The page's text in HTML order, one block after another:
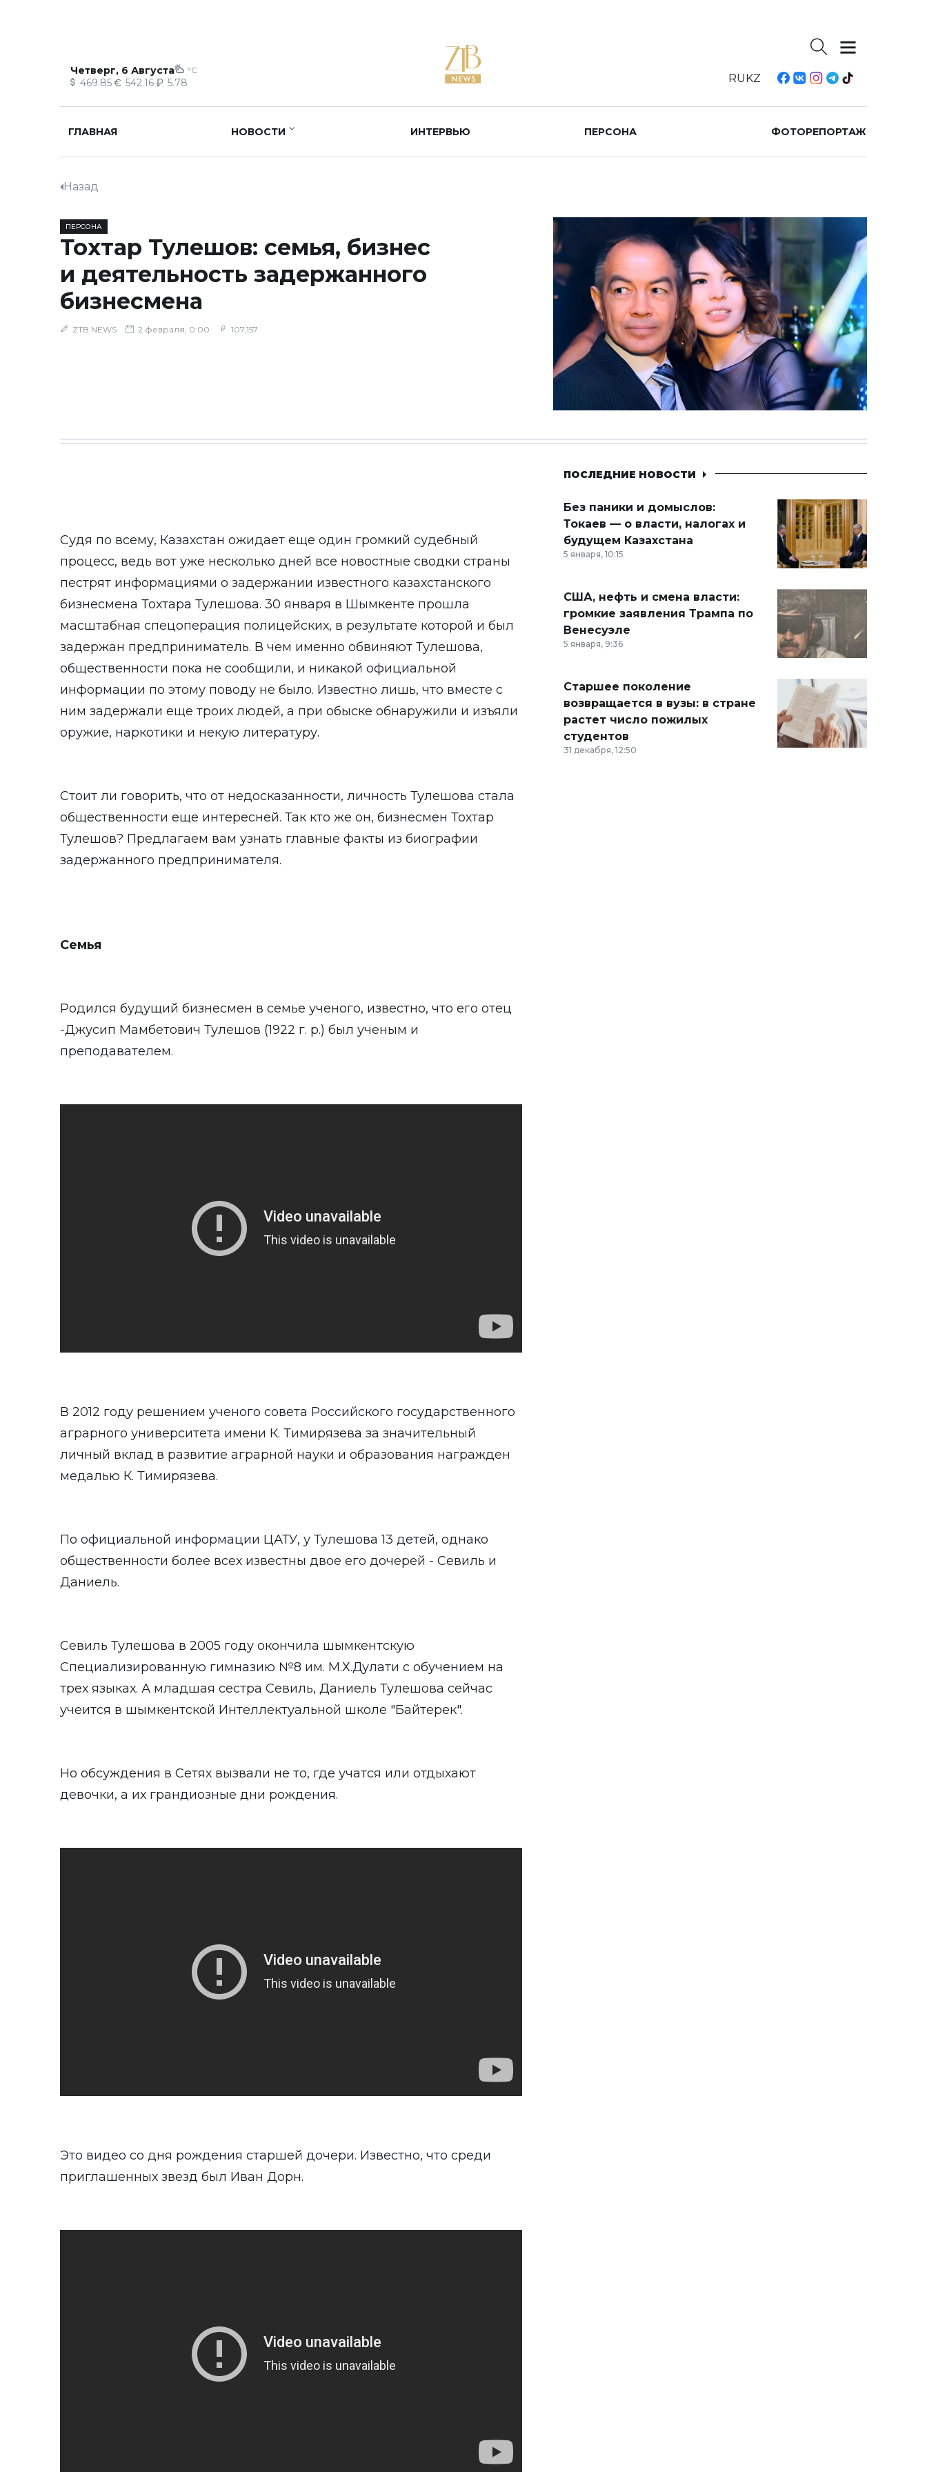
Четверг, 6 Августа °C
469.85 542.16 5.78 RUKZ
ГЛАВНАЯ НОВОСТИ ИНТЕРВЬЮ ПЕРСОНА ФОТОРЕПОРТАЖ
Назад
ПЕРСОНА
Тохтар Тулешов: семья, бизнес
и деятельность задержанного
бизнесмена
ZTB NEWS 2 февраля, 0:00 107,157
Судя по всему, Казахстан ожидает еще один громкий судебный
процесс, ведь вот уже несколько дней все новостные сводки страны
пестрят информациями о задержании известного казахстанского
бизнесмена Тохтара Тулешова. 30 января в Шымкенте прошла
масштабная спецоперация полицейских, в результате которой и был
задержан предприниматель. В чем именно обвиняют Тулешова,
общественности пока не сообщили, и никакой официальной
информации по этому поводу не было. Известно лишь, что вместе с
ним задержали еще троих людей, а при обыске обнаружили и изъяли
оружие, наркотики и некую литературу.
Стоит ли говорить, что от недосказанности, личность Тулешова стала
общественности еще интересней. Так кто же он, бизнесмен Тохтар
Тулешов? Предлагаем вам узнать главные факты из биографии
задержанного предпринимателя.
Семья
Родился будущий бизнесмен в семье ученого, известно, что его отец
-Джусип Мамбетович Тулешов (1922 г. р.) был ученым и
преподавателем.
В 2012 году решением ученого совета Российского государственного
аграрного университета имени К. Тимирязева за значительный
личный вклад в развитие аграрной науки и образования награжден
медалью К. Тимирязева.
По официальной информации ЦАТУ, у Тулешова 13 детей, однако
общественности более всех известны двое его дочерей - Севиль и
Даниель.
Севиль Тулешова в 2005 году окончила шымкентскую
Специализированную гимназию №8 им. М.Х.Дулати с обучением на
трех языках. А младшая сестра Севиль, Даниель Тулешова сейчас
учеится в шымкентской Интеллектуальной школе "Байтерек".
Но обсуждения в Сетях вызвали не то, где учатся или отдыхают
девочки, а их грандиозные дни рождения.
Это видео со дня рождения старшей дочери. Известно, что среди
приглашенных звезд был Иван Дорн.
ПОСЛЕДНИЕ НОВОСТИ
Без паники и домыслов:
Токаев — о власти, налогах и
будущем Казахстана
5 января, 10:15
США, нефть и смена власти:
громкие заявления Трампа по
Венесуэле
5 января, 9:36
Старшее поколение
возвращается в вузы: в стране
растет число пожилых
студентов
31 декабря, 12:50